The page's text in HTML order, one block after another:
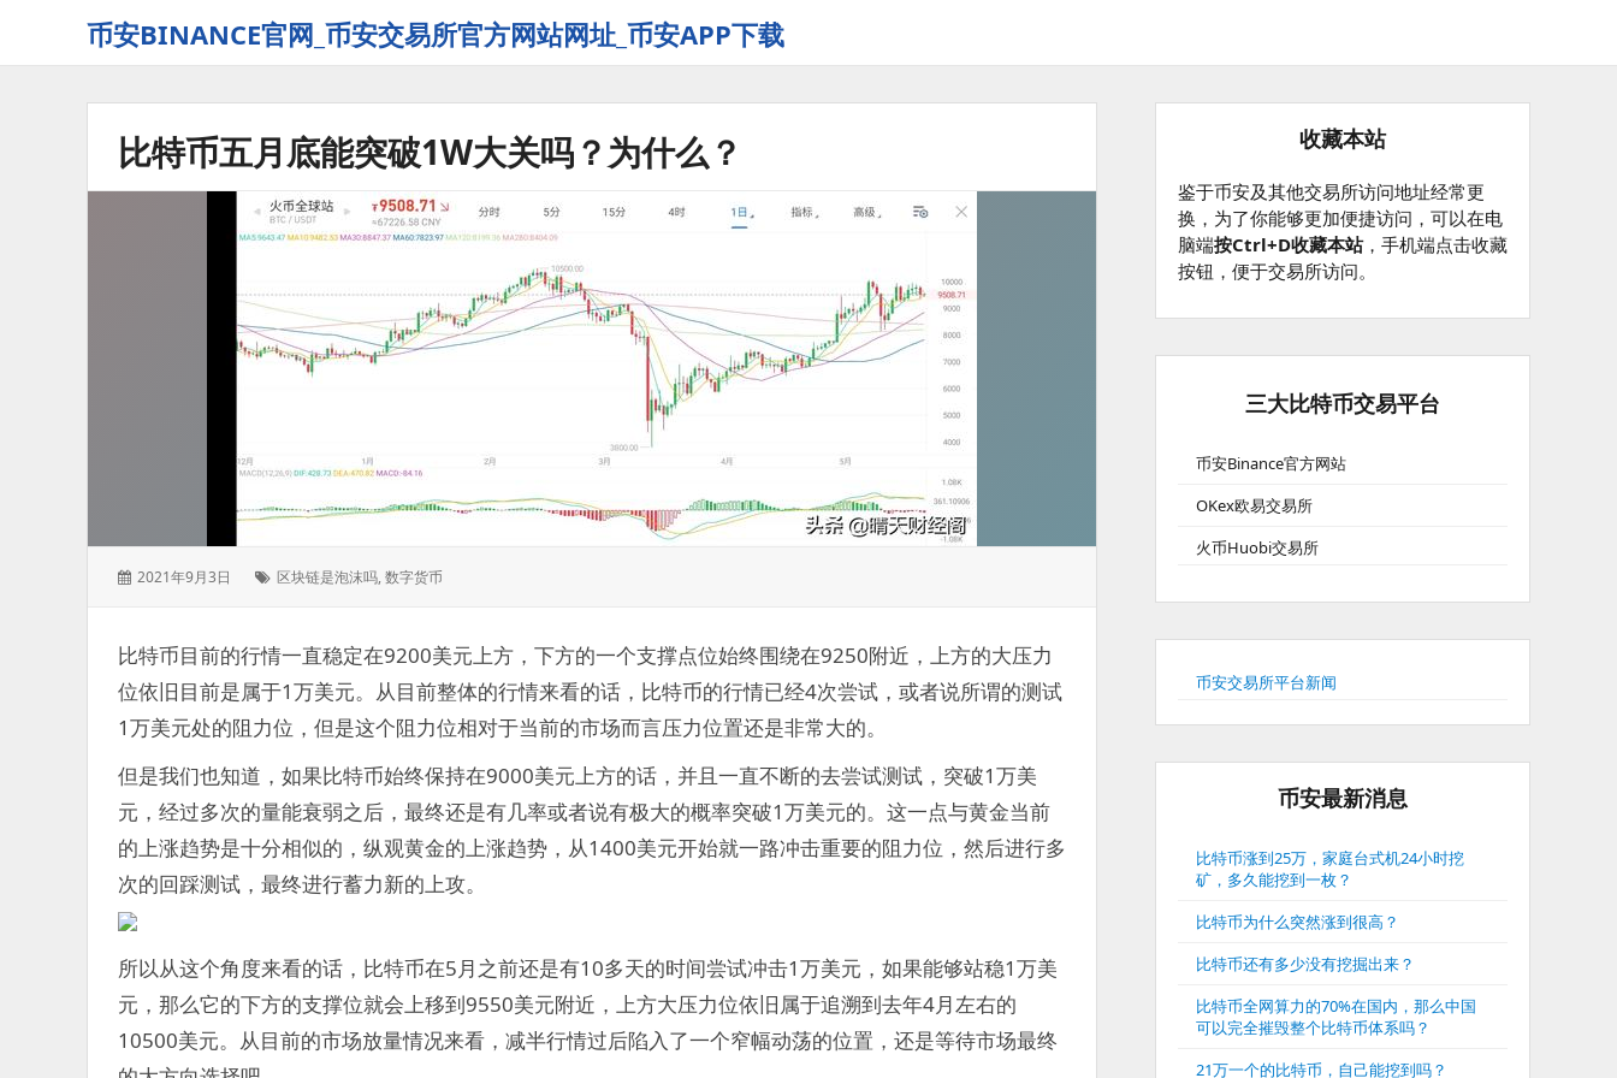
币安BINANCE官网_币安交易所官方网站网址_币安APP下载
比特币五月底能突破1W大关吗？为什么？
发
2021年9月3日
标
区块链是泡沫吗,数字货币
比特币目前的行情一直稳定在9200美元上方，下方的一个支撑点位始终围绕在9250附近，上方的大压力
位依旧目前是属于1万美元。从目前整体的行情来看的话，比特币的行情已经4次尝试，或者说所谓的测试
1万美元处的阻力位，但是这个阻力位相对于当前的市场而言压力位置还是非常大的。
但是我们也知道，如果比特币始终保持在9000美元上方的话，并且一直不断的去尝试测试，突破1万美
元，经过多次的量能衰弱之后，最终还是有几率或者说有极大的概率突破1万美元的。这一点与黄金当前
的上涨趋势是十分相似的，纵观黄金的上涨趋势，从1400美元开始就一路冲击重要的阻力位，然后进行多
次的回踩测试，最终进行蓄力新的上攻。
所以从这个角度来看的话，比特币在5月之前还是有10多天的时间尝试冲击1万美元，如果能够站稳1万美
元，那么它的下方的支撑位就会上移到9550美元附近，上方大压力位依旧属于追溯到去年4月左右的
10500美元。从目前的市场放量情况来看，减半行情过后陷入了一个窄幅动荡的位置，还是等待市场最终
收藏本站
鉴于币安及其他交易所访问地址经常更
换，为了你能够更加便捷访问，可以在电
脑端按Ctrl+D收藏本站，手机端点击收藏
按钮，便于交易所访问。
三大比特币交易平台
币安Binance官方网站
OKex欧易交易所
火币Huobi交易所
币安交易所平台新闻
币安最新消息
比特币涨到25万，家庭台式机24小时挖
矿，多久能挖到一枚？
比特币为什么突然涨到很高？
比特币还有多少没有挖掘出来？
比特币全网算力的70%在国内，那么中国
可以完全摧毁整个比特币体系吗？
21万一个的比特币，自己能挖到吗？